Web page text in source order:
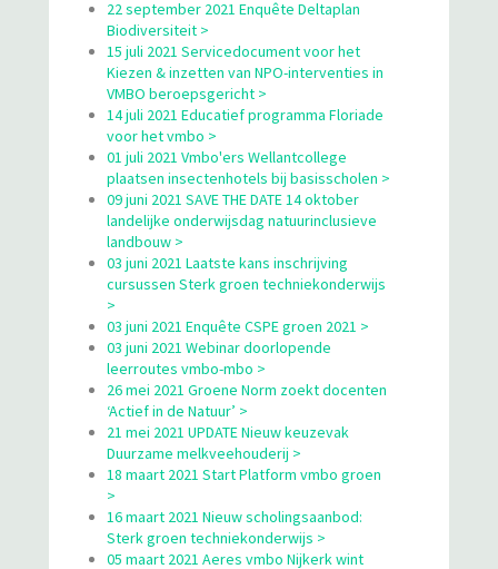
22 september 2021 Enquête Deltaplan
Biodiversiteit >
15 juli 2021 Servicedocument voor het
Kiezen & inzetten van NPO-interventies in
VMBO beroepsgericht >
14 juli 2021 Educatief programma Floriade
voor het vmbo >
01 juli 2021 Vmbo'ers Wellantcollege
plaatsen insectenhotels bij basisscholen >
09 juni 2021 SAVE THE DATE 14 oktober
landelijke onderwijsdag natuurinclusieve
landbouw >
03 juni 2021 Laatste kans inschrijving
cursussen Sterk groen techniekonderwijs
>
03 juni 2021 Enquête CSPE groen 2021 >
03 juni 2021 Webinar doorlopende
leerroutes vmbo-mbo >
26 mei 2021 Groene Norm zoekt docenten
‘Actief in de Natuur’ >
21 mei 2021 UPDATE Nieuw keuzevak
Duurzame melkveehouderij >
18 maart 2021 Start Platform vmbo groen
>
16 maart 2021 Nieuw scholingsaanbod:
Sterk groen techniekonderwijs >
05 maart 2021 Aeres vmbo Nijkerk wint